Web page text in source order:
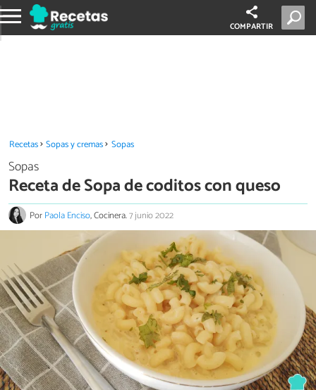
COMPARTIR
Recetas Sopas y cremas Sopas
Sopas
Receta de Sopa de coditos con queso
PorPaola Enciso, Cocinera.7 junio 2022